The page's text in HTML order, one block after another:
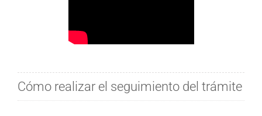
Cómo realizar el seguimiento del trámite